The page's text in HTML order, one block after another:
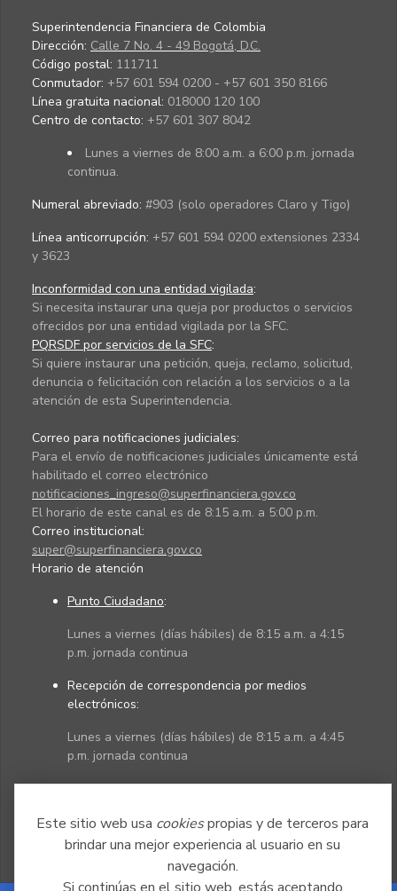
Este sitio web usa cookiespropias y de terceros para
brindar una mejor experiencia al usuario en su
navegación.
Superintendencia Financiera de Colombia
Dirección: Calle 7 No. 4 - 49 Bogotá, D.C.
Código postal: 111711
Conmutador: +57 601 594 0200 - +57 601 350 8166
Línea gratuita nacional: 018000 120 100
Centro de contacto: +57 601 307 8042
Lunes a viernes de 8:00 a.m. a 6:00 p.m. jornada
continua.
Numeral abreviado: #903 (solo operadores Claro y Tigo)
Línea anticorrupción: +57 601 594 0200 extensiones 2334
y 3623
Inconformidad con una entidad vigilada:
Si necesita instaurar una queja por productos o servicios
ofrecidos por una entidad vigilada por la SFC.
PQRSDF por servicios de la SFC:
Si quiere instaurar una petición, queja, reclamo, solicitud,
denuncia o felicitación con relación a los servicios o a la
atención de esta Superintendencia.
Correo para notificaciones judiciales:
Para el envío de notificaciones judiciales únicamente está
habilitado el correo electrónico
notificaciones_ingreso@superfinanciera.gov.co
El horario de este canal es de 8:15 a.m. a 5:00 p.m.
Correo institucional:
super@superfinanciera.gov.co
Horario de atención
Punto Ciudadano:
Lunes a viernes (días hábiles) de 8:15 a.m. a 4:15
p.m. jornada continua
Recepción de correspondencia por medios
electrónicos:
Lunes a viernes (días hábiles) de 8:15 a.m. a 4:45
p.m. jornada continua